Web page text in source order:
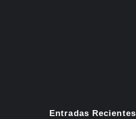
Entradas Recientes